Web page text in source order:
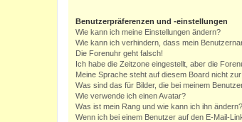
Benutzerpräferenzen und -einstellungen
Wie kann ich meine Einstellungen ändern?
Wie kann ich verhindern, dass mein
Die Forenuhr geht falsch!
Ich habe die Zeitzone eingestellt, aber die
Meine Sprache steht auf diesem Board nicht zur
Was sind das für Bilder, die bei meinem
Wie verwende ich einen Avatar?
Was ist mein Rang und wie kann ich ihn ändern?
Wenn ich bei einem Benutzer auf den E-Mail-